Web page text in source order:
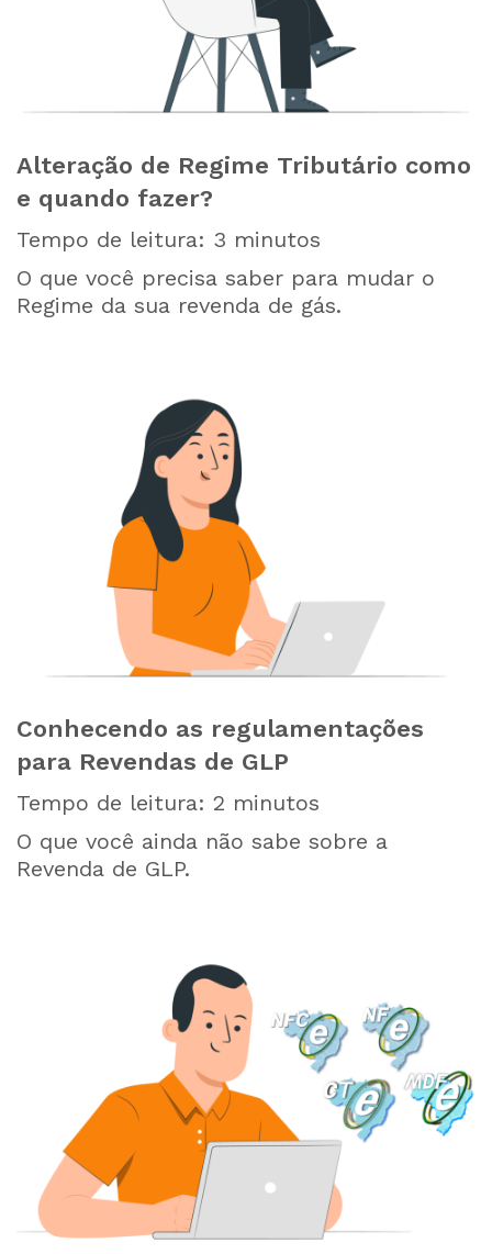
Alteração de Regime Tributário como
e quando fazer?
Tempo de leitura: 3 minutos
O que você precisa saber para mudar o
Regime da sua revenda de gás.
Conhecendo as regulamentações
para Revendas de GLP
Tempo de leitura: 2 minutos
O que você ainda não sabe sobre a
Revenda de GLP.